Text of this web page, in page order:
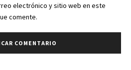
electrónico y sitio web en este
comente.